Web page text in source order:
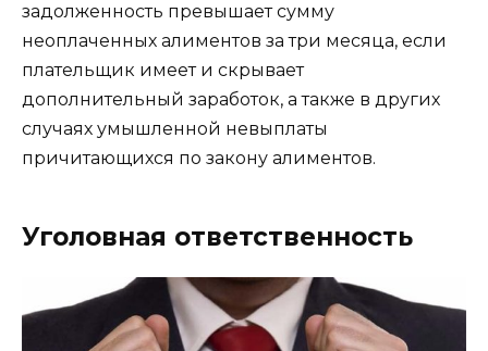
задолженность превышает сумму
неоплаченных алиментов за три месяца, если
плательщик имеет и скрывает
дополнительный заработок, а также в других
случаях умышленной невыплаты
причитающихся по закону алиментов.
Уголовная ответственность